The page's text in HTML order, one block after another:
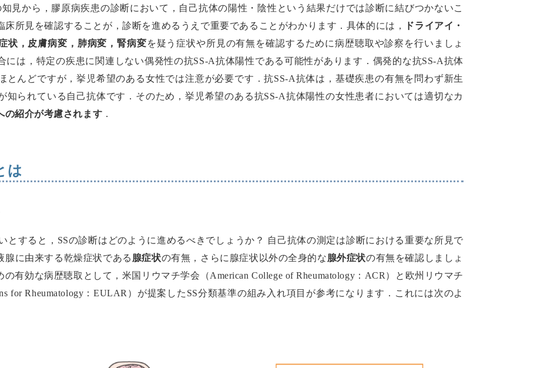
知見から，膠原病疾患の診断において，自己抗体の陽性・陰性という結果だけでは診断に結びつかないこ
所見を確認することが，診断を進めるうえで重要であることがわかります．具体的には，
ドライアイ・
状，皮膚病変，肺病変，腎病変を疑う症状や所見の有無を確認するために病歴聴取や診察を行いましょ
には，特定の疾患に関連しない偶発性の抗SS-A抗体陽性である可能性があります．偶発的な抗SS-A抗体
とんどですが，挙児希望のある女性では注意が必要です．抗SS-A抗体は，基礎疾患の有無を問わず新生
知られている自己抗体です．そのため，挙児希望のある抗SS-A抗体陽性の女性患者においては適切なカ
の紹介が考慮されます ．
は
とすると，SSの診断はどのように進めるべきでしょうか？ 自己抗体の測定は診断における重要な所見で
に由来する乾燥症状である 腺症状の有無，さらに腺症状以外の全身的な腺外症状の有無を確認しましょ
有効な病歴聴取として，米国リウマチ学会（American College of Rheumatology：ACR）と欧州リウマチ
for Rheumatology：EULAR）が提案したSS分類基準の組み入れ項目が参考になります．これには次のよ